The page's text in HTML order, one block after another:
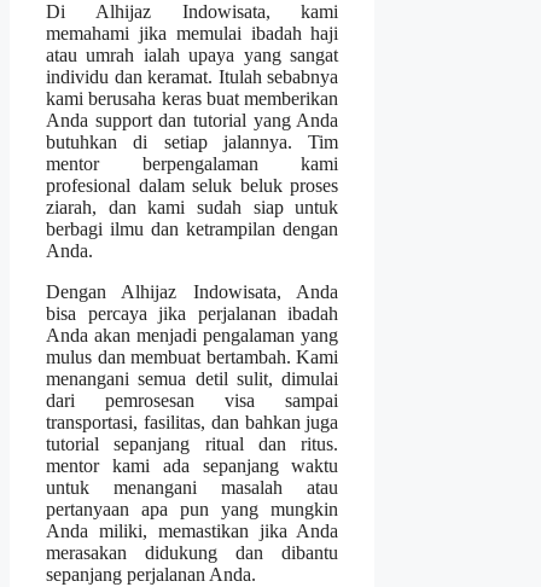
Di Alhijaz Indowisata, kami
memahami jika memulai ibadah haji
atau umrah ialah upaya yang sangat
individu dan keramat. Itulah sebabnya
kami berusaha keras buat memberikan
Anda support dan tutorial yang Anda
butuhkan di setiap jalannya. Tim
mentor berpengalaman kami
profesional dalam seluk beluk proses
ziarah, dan kami sudah siap untuk
berbagi ilmu dan ketrampilan dengan
Anda.
Dengan Alhijaz Indowisata, Anda
bisa percaya jika perjalanan ibadah
Anda akan menjadi pengalaman yang
mulus dan membuat bertambah. Kami
menangani semua detil sulit, dimulai
dari pemrosesan visa sampai
transportasi, fasilitas, dan bahkan juga
tutorial sepanjang ritual dan ritus.
mentor kami ada sepanjang waktu
untuk menangani masalah atau
pertanyaan apa pun yang mungkin
Anda miliki, memastikan jika Anda
merasakan didukung dan dibantu
sepanjang perjalanan Anda.